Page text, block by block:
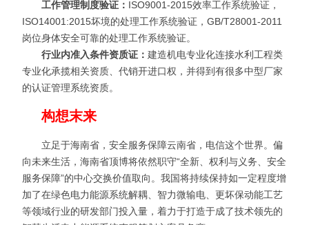
工作管理制度验证： ISO9001-2015效率工作系统验证，
ISO14001:2015坏境的处理工作系统验证，GB/T28001-2011
岗位身体安全可靠的处理工作系统验证。
行业内准入条件资质证：建造机电专业化连接水利工程类
专业化承揽相关资质、代销开进口权，并得到有很多中型厂家
的认证管理系统资质。
构想末来
立足于海南省，安全服务保障云南省，电信这个世界。偏
向未来生活，海南省顶博将依然职守“全新、权利与义务、安全
服务保障”的中心交换价值取向。我国将持续保持如一定程度增
加了在绿色电力能源系统解耦、智力微输电、更坏保动能工艺
等领域行业的研发部门投入量，着力于打造于成了技术领先的